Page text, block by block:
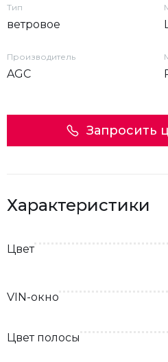
Тип
ветровое
Производитель
AGC
Запросить
Характеристики
Цвет
VIN-окно
Цвет полосы